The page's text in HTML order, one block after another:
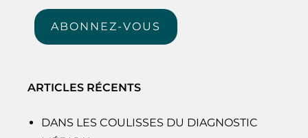
mail
ABONNEZ-VOUS
ARTICLES RÉCENTS
DANS LES COULISSES DU DIAGNOSTIC